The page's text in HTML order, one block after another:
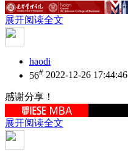
展开阅读全文
haodi
56# 2022-12-26 17:44:46
感谢分享！
展开阅读全文